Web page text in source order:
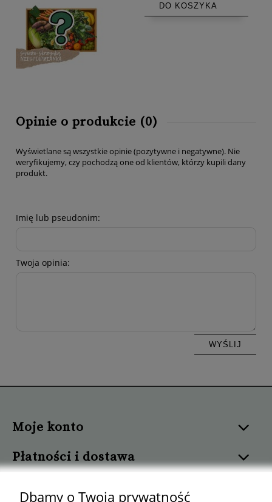
DO KOSZYKA
Opinie o produkcie (0)
Wyświetlane są wszystkie opinie (pozytywne i negatywne). Nie
weryfikujemy, czy pochodzą one od klientów, którzy kupili dany
produkt.
Imię lub pseudonim:
Twoja opinia:
WYŚLIJ
Moje konto
Płatności i dostawa
Dbamy o Twoją prywatność